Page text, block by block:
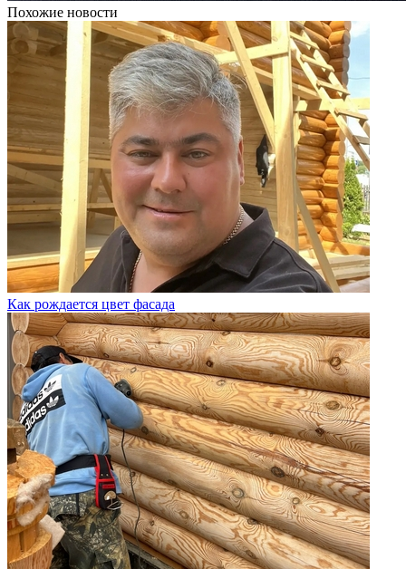
Похожие новости
Как рождается цвет фасада